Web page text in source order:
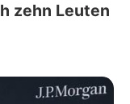
zehn Leuten